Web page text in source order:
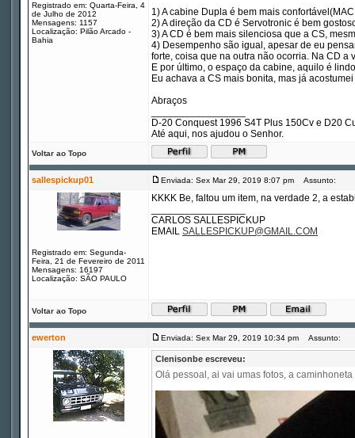
Registrado em: Quarta-Feira, 4
de Julho de 2012
Mensagens: 1157
Localização: Pilão Arcado -
Bahia
1) A cabine Dupla é bem mais
2) A direção da CD é Servotronic é bem
3) A CD é bem mais silenciosa que a CS,
4) Desempenho são igual, apesar de eu
forte, coisa que na outra não ocorria. Na CD
E por último, o espaço da cabine, aquilo é
Eu achava a CS mais bonita, mas já
Abraços
D-20 Conquest 1996 S4T Plus 150Cv e D20
Até aqui, nos ajudou o Senhor.
Voltar ao Topo
sallespickup01 Enviada: Sex Mar 29, 2019 8:07 pm Assunto:
Registrado em: Segunda-
Feira, 21 de Fevereiro de 2011
Mensagens: 16197
Localização: SÃO PAULO
KKKK Be, faltou um item, na verdade 2, a
CARLOS SALLESPICKUP
EMAIL SALLESPICKUP@GMAIL.COM
Voltar ao Topo
ewerton Enviada: Sex Mar 29, 2019 10:34 pm Assunto:
Clenisonbe escreveu:
Olá pessoal, ai vai umas fotos, a